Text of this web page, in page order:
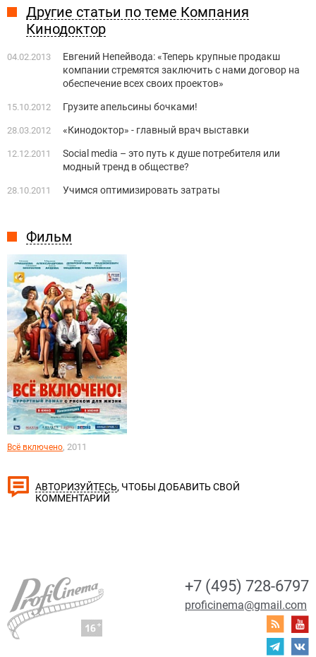
Фильм
Всё включено, 2011
Другие статьи по теме Компания
Кинодоктор
04.02.2013
Евгений Непейвода: «Теперь крупные продакш
компании стремятся заключить с нами договор на
обеспечение всех своих проектов»
15.10.2012 Грузите апельсины бочками!
28.03.2012 «Кинодоктор» - главный врач выставки
12.12.2011
Social media – это путь к душе потребителя или
модный тренд в обществе?
28.10.2011 Учимся оптимизировать затраты
АВТОРИЗУЙТЕСЬ, ЧТОБЫ ДОБАВИТЬ СВОЙ
КОММЕНТАРИЙ
+7 (495) 728-6797
proficinema@gmail.com